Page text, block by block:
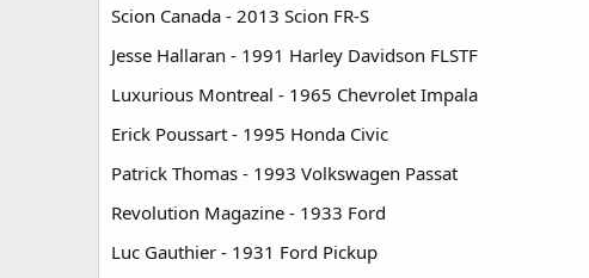
Scion Canada - 2013 Scion FR-S
Jesse Hallaran - 1991 Harley Davidson FLSTF
Luxurious Montreal - 1965 Chevrolet Impala
Erick Poussart - 1995 Honda Civic
Patrick Thomas - 1993 Volkswagen Passat
Revolution Magazine - 1933 Ford
Luc Gauthier - 1931 Ford Pickup